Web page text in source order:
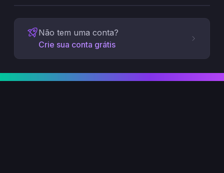
Não tem uma conta?
Crie sua conta grátis